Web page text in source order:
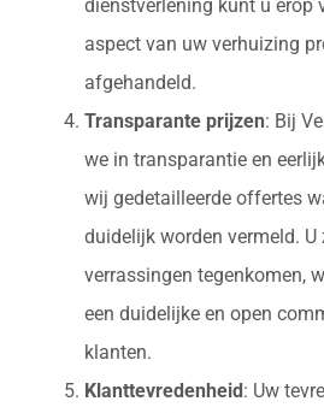
dienstverlening kunt u erop
aspect van uw verhuizing
afgehandeld.
Transparante prijzen: Bij
we in transparantie en
wij gedetailleerde offertes
duidelijk worden vermeld. U
verrassingen tegenkomen,
een duidelijke en open
klanten.
Klanttevredenheid : Uw